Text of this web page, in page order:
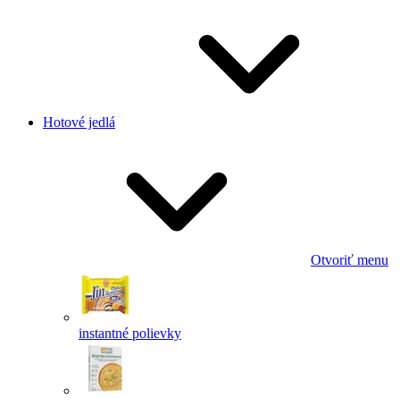
Hotové jedlá
Otvoriť menu
instantné polievky